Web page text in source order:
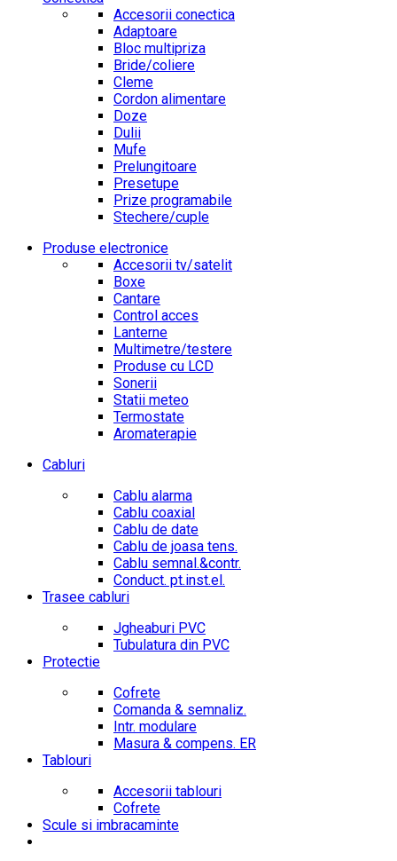
Accesorii conectica
Adaptoare
Bloc multipriza
Bride/coliere
Cleme
Cordon alimentare
Doze
Dulii
Mufe
Prelungitoare
Presetupe
Prize programabile
Stechere/cuple
Produse electronice
Accesorii tv/satelit
Boxe
Cantare
Control acces
Lanterne
Multimetre/testere
Produse cu LCD
Sonerii
Statii meteo
Termostate
Aromaterapie
Cabluri
Cablu alarma
Cablu coaxial
Cablu de date
Cablu de joasa tens.
Cablu semnal.&contr.
Conduct. pt.inst.el.
Trasee cabluri
Jgheaburi PVC
Tubulatura din PVC
Protectie
Cofrete
Comanda & semnaliz.
Intr. modulare
Masura & compens. ER
Tablouri
Accesorii tablouri
Cofrete
Scule si imbracaminte